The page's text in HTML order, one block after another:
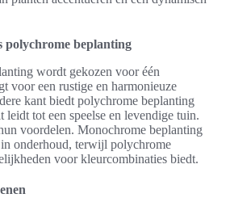
polychrome beplanting
wordt gekozen voor één
voor een rustige en harmonieuze
kant biedt polychrome beplanting
leidt tot een speelse en levendige tuin.
voordelen. Monochrome beplanting
onderhoud, terwijl polychrome
voor kleurcombinaties biedt.